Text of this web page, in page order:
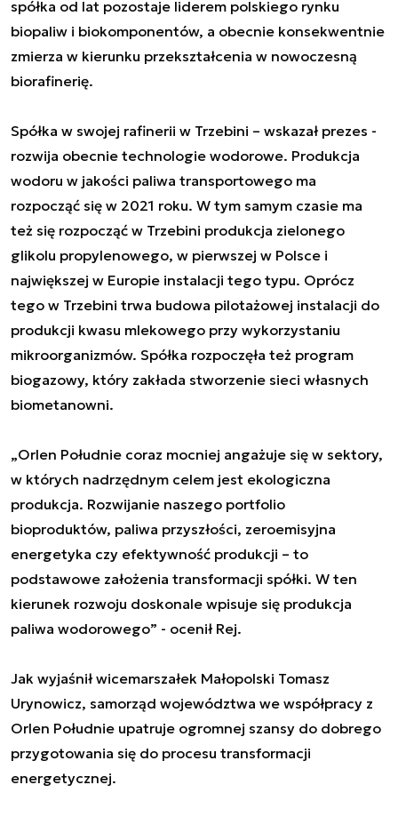
spółka od lat pozostaje liderem polskiego rynku
biopaliw i biokomponentów, a obecnie konsekwentnie
zmierza w kierunku przekształcenia w nowoczesną
biorafinerię.
Spółka w swojej rafinerii w Trzebini – wskazał prezes -
rozwija obecnie technologie wodorowe. Produkcja
wodoru w jakości paliwa transportowego ma
rozpocząć się w 2021 roku. W tym samym czasie ma
też się rozpocząć w Trzebini produkcja zielonego
glikolu propylenowego, w pierwszej w Polsce i
największej w Europie instalacji tego typu. Oprócz
tego w Trzebini trwa budowa pilotażowej instalacji do
produkcji kwasu mlekowego przy wykorzystaniu
mikroorganizmów. Spółka rozpoczęła też program
biogazowy, który zakłada stworzenie sieci własnych
biometanowni.
„Orlen Południe coraz mocniej angażuje się w sektory,
w których nadrzędnym celem jest ekologiczna
produkcja. Rozwijanie naszego portfolio
bioproduktów, paliwa przyszłości, zeroemisyjna
energetyka czy efektywność produkcji – to
podstawowe założenia transformacji spółki. W ten
kierunek rozwoju doskonale wpisuje się produkcja
paliwa wodorowego” - ocenił Rej.
Jak wyjaśnił wicemarszałek Małopolski Tomasz
Urynowicz, samorząd województwa we współpracy z
Orlen Południe upatruje ogromnej szansy do dobrego
przygotowania się do procesu transformacji
energetycznej.